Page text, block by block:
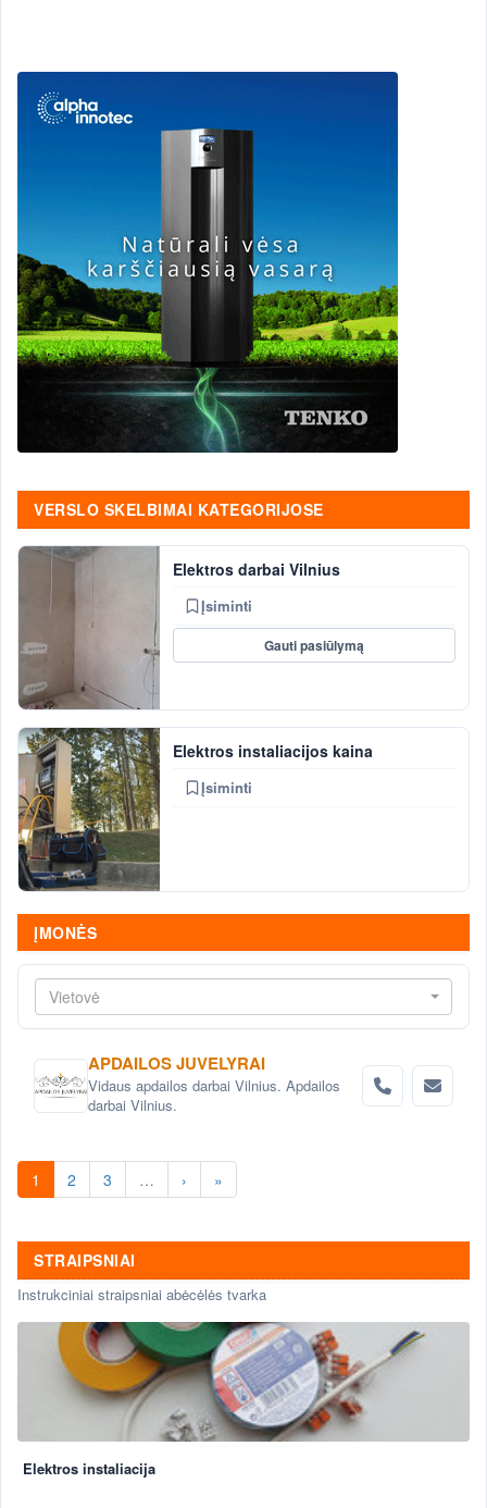
VERSLO SKELBIMAI KATEGORIJOSE
Elektros darbai Vilnius
Įsiminti
Gauti pasiūlymą
Elektros instaliacijos kaina
Įsiminti
ĮMONĖS
Vietovė
APDAILOS JUVELYRAI
Vidaus apdailos darbai Vilnius. Apdailos
darbai Vilnius.
1 2 3 … › »
STRAIPSNIAI
Instrukciniai straipsniai abėcėlės tvarka
Elektros instaliacija